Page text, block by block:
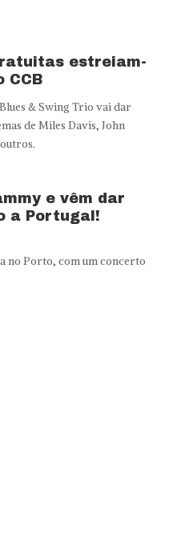
estreiam-
CCB
& Swing Trio vai dar
de Miles Davis, John
e vêm dar
a Portugal!
no Porto, com um concerto